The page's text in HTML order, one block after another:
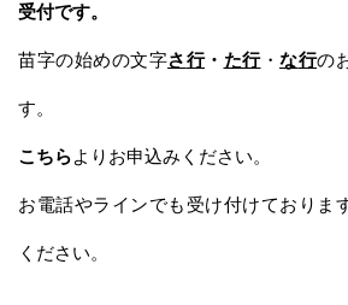
受付です。
苗字の始めの文字さ行・ た行・ な行の
す。
こちらよりお申込みください。
お電話やラインでも受け付けておりま
ください。